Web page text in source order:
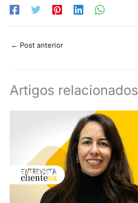
← Post anterior
Artigos relacionados